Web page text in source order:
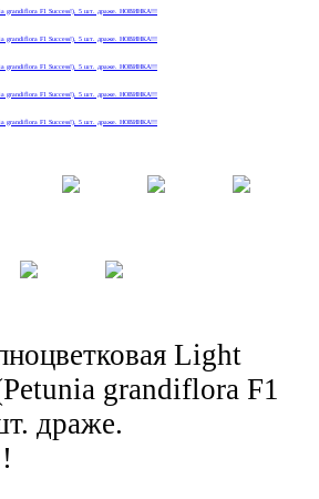
Light
grandiflora F1
драже.